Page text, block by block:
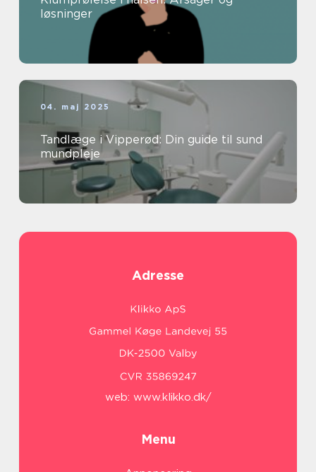
løsninger
04. maj 2025
Tandlæge i Vipperød: Din guide til sund
mundpleje
Adresse
web: www.klikko.dk/
Menu